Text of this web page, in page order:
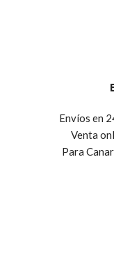
Envíos en
Venta
Para